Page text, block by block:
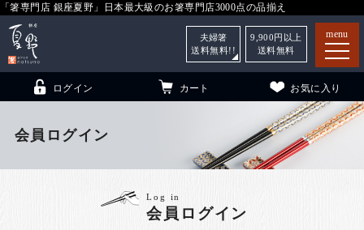
「箸専門店 銀座夏野」日本最大級のお箸専門店3000点の品揃え
menu
（贈答用・自宅用）
ログイン カート お気に入り
夫婦箸
送料無料!!
9,900 円以上
送料無料
会員ログイン
Log in
会員ログイン